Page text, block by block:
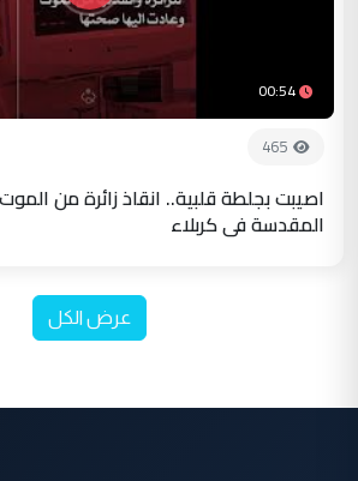
00:54
465
اصيبت بجلطة قلبية.. انقاذ زائرة من
المقدسة في كربلاء
عرض الكل